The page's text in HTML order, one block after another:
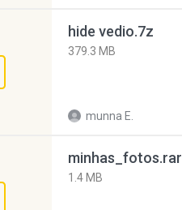
hide vedio.7z
379.3 MB
munna E.
minhas_fotos.rar
1.4 MB